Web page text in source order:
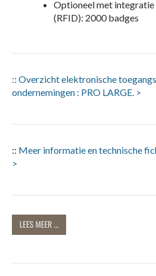
Optioneel met
(RFID): 2000 badges
:: Overzicht elektronische
ondernemingen : PRO LARGE. >
:: Meer informatie en technische
>